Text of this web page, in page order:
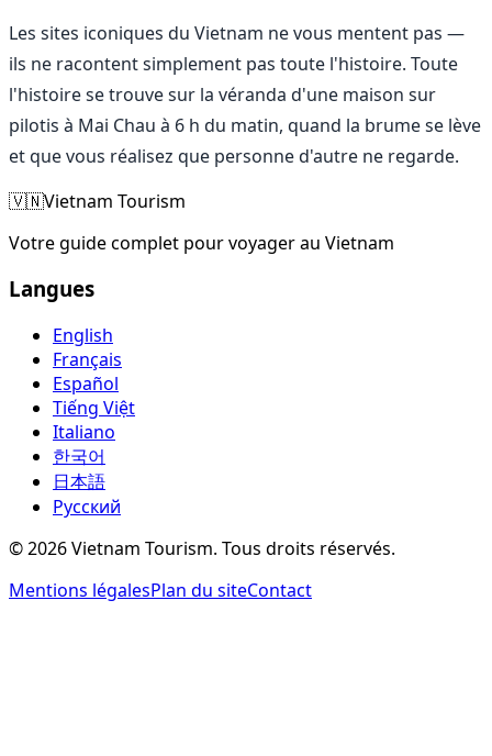
Les sites iconiques du Vietnam ne vous mentent pas —
ils ne racontent simplement pas toute l'histoire. Toute
l'histoire se trouve sur la véranda d'une maison sur
pilotis à Mai Chau à 6 h du matin, quand la brume se lève
et que vous réalisez que personne d'autre ne regarde.
🇻🇳Vietnam Tourism
Votre guide complet pour voyager au Vietnam
Langues
English
Français
Español
Tiếng Việt
Italiano
한국어
日本語
Русский
©2026Vietnam Tourism. Tous droits réservés.
Mentions légalesPlan du siteContact